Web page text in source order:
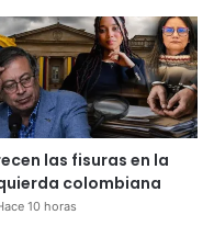
las fisuras en la
colombiana
10 horas